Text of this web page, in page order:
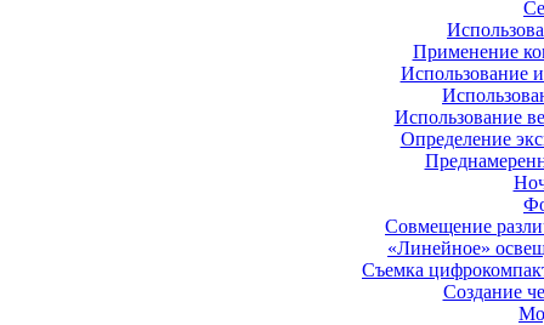
Применение
Использование
Использование
Определение
Совмещение
«Линейное»
Съемка
Создание